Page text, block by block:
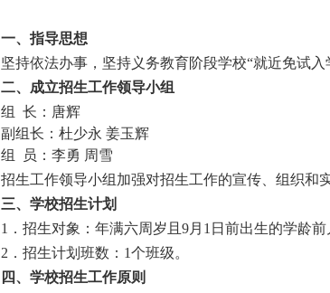
一、指导思想
坚持依法办事，坚持义务教育阶段学校“就近免试入
二、成立招生工作领导小组
组
长：唐辉
副组长：杜少永 姜玉辉
组
员：李勇 周雪
招生工作领导小组加强对招生工作的宣传、组织和
三、学校招生计划
1．招生对象：年满六周岁且9月1日前出生的学龄前
2．招生计划班数：1个班级。
四、学校招生工作原则